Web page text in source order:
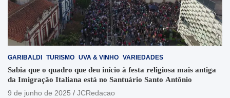
GARIBALDI TURISMO UVA & VINHO VARIEDADES
Sabia que o quadro que deu início à festa religiosa mais antiga
da Imigração Italiana está no Santuário Santo Antônio
9 de junho de 2025
JCRedacao